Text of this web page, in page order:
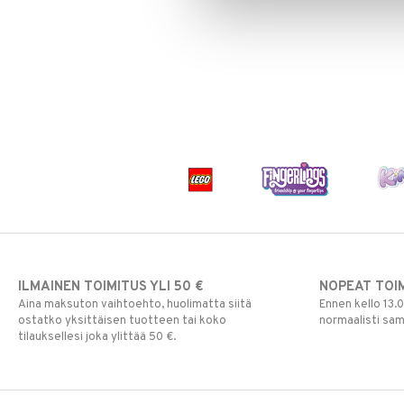
ILMAINEN TOIMITUS YLI 50 €
Aina maksuton vaihtoehto, huolimatta siitä
ostatko yksittäisen tuotteen tai koko
tilauksellesi joka ylittää 50 €.
NOPEAT
Ennen kello
normaalisti